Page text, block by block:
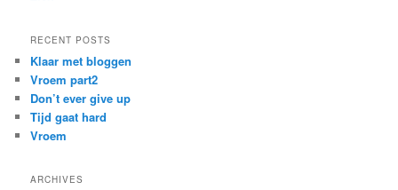
RECENT POSTS
Klaar met bloggen
Vroem part2
Don’t ever give up
Tijd gaat hard
Vroem
ARCHIVES